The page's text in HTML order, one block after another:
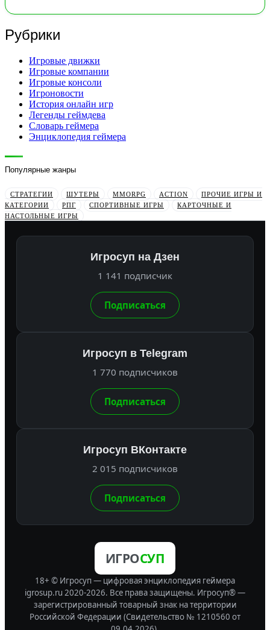
Рубрики
Игровые движки
Игровые компании
Игровые консоли
Игроновости
История онлайн игр
Легенды геймдева
Словарь геймера
Энциклопедия геймера
Популярные жанры
СТРАТЕГИИ ШУТЕРЫ MMORPG ACTION
ПРОЧИЕ ИГРЫ И
КАТЕГОРИИ
РПГ СПОРТИВНЫЕ ИГРЫ
КАРТОЧНЫЕ И
НАСТОЛЬНЫЕ ИГРЫ
Игросуп на Дзен
1 141 подписчик
Подписаться
Игросуп в Telegram
1 770 подписчиков
Подписаться
Игросуп ВКонтакте
2 015 подписчиков
Подписаться
ИГРОСУП
18+ © Игросуп — цифровая энциклопедия геймера
igrosup.ru 2020-2026. Все права защищены. Игросуп® —
зарегистрированный товарный знак на территории
Российской Федерации (Свидетельство № 1210560 от